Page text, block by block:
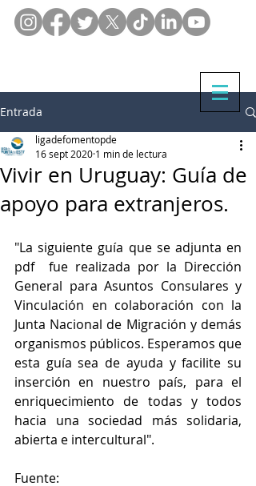
Entrada
Vivir en Uruguay: Guía de
apoyo para extranjeros.
ligadefomentopde
16 sept 2020 1 min de lectura
"La siguiente guía que se adjunta en
pdf  fue realizada por la Dirección
General para Asuntos Consulares y
Vinculación en colaboración con la
Junta Nacional de Migración y demás
organismos públicos. Esperamos que
esta guía sea de ayuda y facilite su
inserción en nuestro país, para el
enriquecimiento de todas y todos
hacia una sociedad más solidaria,
abierta e intercultural".
Fuente: